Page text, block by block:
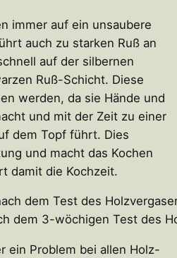
immer auf ein unsaubere
auch zu starken Ruß an
auf der silbernen
Ruß-Schicht. Diese
werden, da sie Hände und
und mit der Zeit zu einer
dem Topf führt. Dies
und macht das Kochen
damit die Kochzeit.
dem 3-wöchigen Test des
ein Problem bei allen Holz-